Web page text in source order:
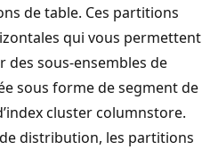
de table. Ces partitions
qui vous permettent
des sous-ensembles de
sous forme de segment de
cluster columnstore.
distribution, les partitions